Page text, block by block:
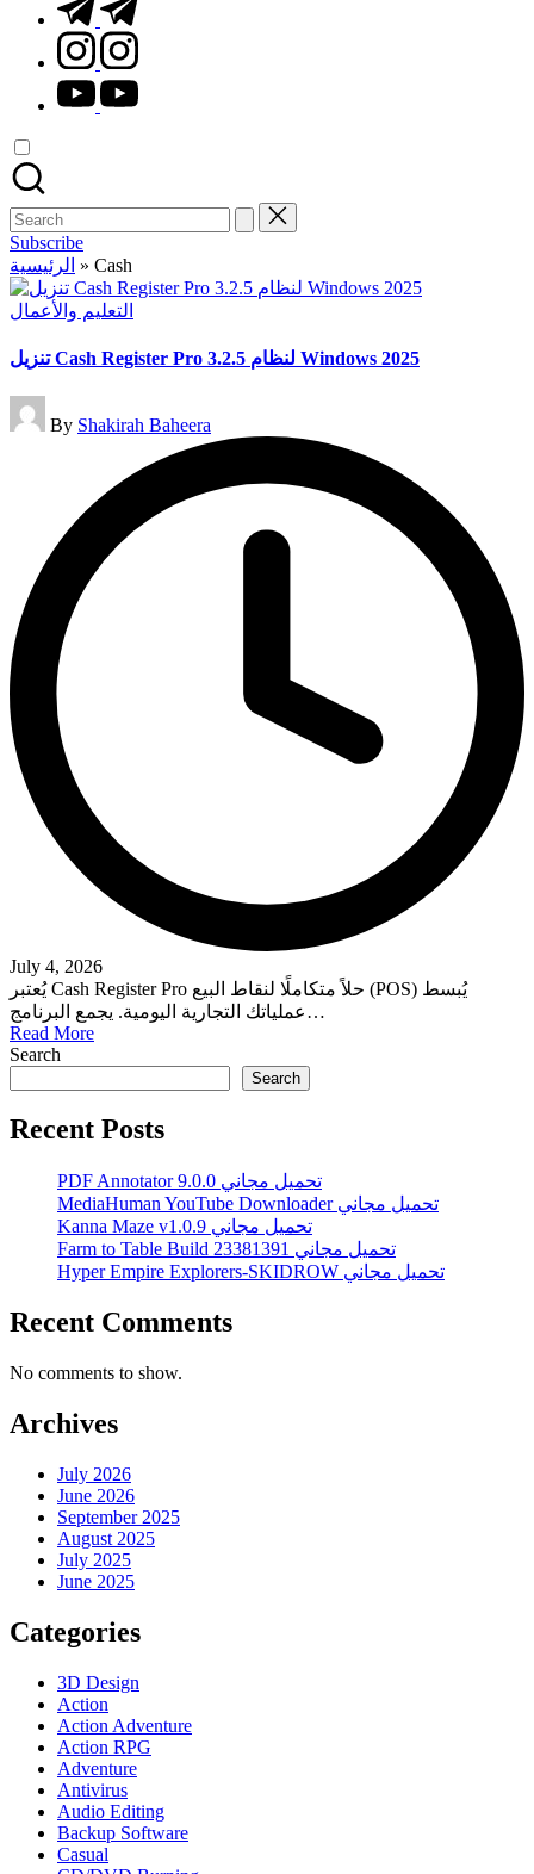
instagram.com
youtube.com
Search
for:
Subscribe
الرئيسية » Cash
Posted
التعليم والأعمال
تنزيل Cash Register Pro 3.2.5 لنظام Windows 2025
Posted
by
By Shakirah Baheera
July 4, 2026
يُعتبر Cash Register Pro حلاً متكاملًا لنقاط البيع (POS) يُبسط
عملياتك التجارية اليومية. يجمع البرنامج…
Read More
Search
Search
Recent Posts
PDF Annotator 9.0.0 تحميل مجاني
MediaHuman YouTube Downloader تحميل مجاني
Kanna Maze v1.0.9 تحميل مجاني
Farm to Table Build 23381391 تحميل مجاني
Hyper Empire Explorers-SKIDROW تحميل مجاني
Recent Comments
No comments to show.
Archives
July 2026
June 2026
September 2025
August 2025
July 2025
June 2025
Categories
3D Design
Action
Action Adventure
Action RPG
Adventure
Antivirus
Audio Editing
Backup Software
Casual